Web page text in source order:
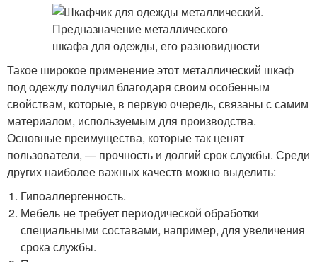
Такое широкое применение этот металлический шкаф
под одежду получил благодаря своим особенным
свойствам, которые, в первую очередь, связаны с самим
материалом, используемым для производства.
Основные преимущества, которые так ценят
пользователи, — прочность и долгий срок службы. Среди
других наиболее важных качеств можно выделить:
Гипоаллергенность.
Мебель не требует периодической обработки
специальными составами, например, для увеличения
срока службы.